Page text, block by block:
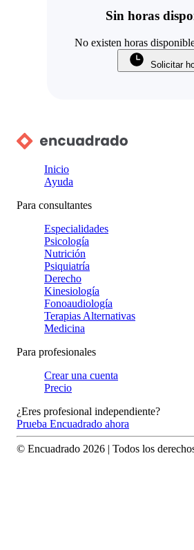
Sin horas
No existen horas
Solicitar
Inicio
Ayuda
Para consultantes
Especialidades
Psicología
Nutrición
Psiquiatría
Derecho
Kinesiología
Fonoaudiología
Terapias Alternativas
Medicina
Para profesionales
Crear una cuenta
Precio
¿Eres profesional independiente?
Prueba Encuadrado ahora
© Encuadrado 2026 | Todos los